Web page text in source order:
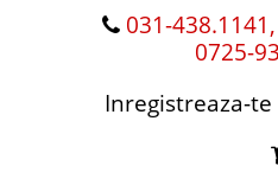
031-
0725-
Inregistreaza-te